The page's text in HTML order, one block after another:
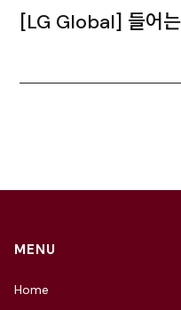
[LG Global] 들어
MENU
Home